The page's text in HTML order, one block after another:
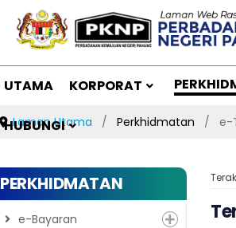
UTAMA KORPORAT
HUBUNGI
Laman Utama Perkhidmatan e-
PERKHIDMATAN
e-Bayaran